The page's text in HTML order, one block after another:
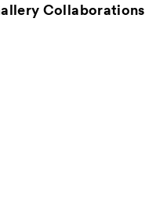
Collaborations